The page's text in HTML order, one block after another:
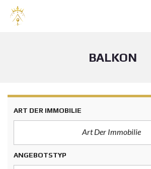
BALKON
ART DER IMMOBILIE
Art Der Immobilie
ANGEBOTSTYP